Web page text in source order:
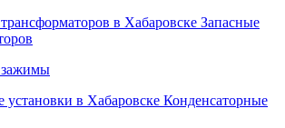
Запасные
зажимы
Конденсаторные